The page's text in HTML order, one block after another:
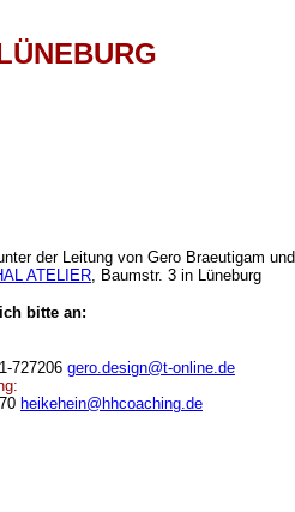
der Leitung von Gero Braeutigam und
ATELIER , Baumstr. 3 in Lüneburg
bitte an:
727206 gero.design@t-online.de
heikehein@hhcoaching.de